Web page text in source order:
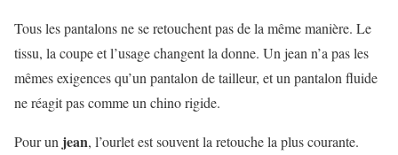
Tous les pantalons ne se retouchent pas de la même manière. Le
tissu, la coupe et l’usage changent la donne. Un jean n’a pas les
mêmes exigences qu’un pantalon de tailleur, et un pantalon fluide
ne réagit pas comme un chino rigide.
Pour un jean, l’ourlet est souvent la retouche la plus courante.